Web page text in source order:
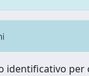
identificativo per